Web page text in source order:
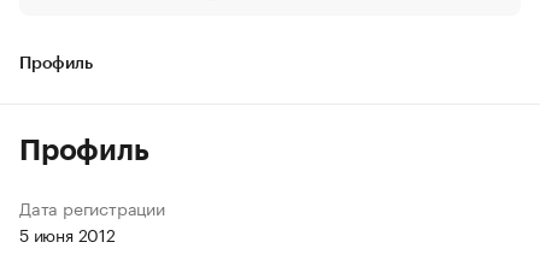
Профиль
Профиль
Дата регистрации
5 июня 2012